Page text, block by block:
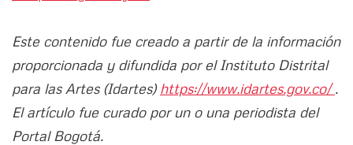
Este contenido fue creado a partir de la información
proporcionada y difundida por el Instituto Distrital
para las Artes (Idartes) https://www.idartes.gov.co/.
El artículo fue curado por un o una periodista del
Portal Bogotá.